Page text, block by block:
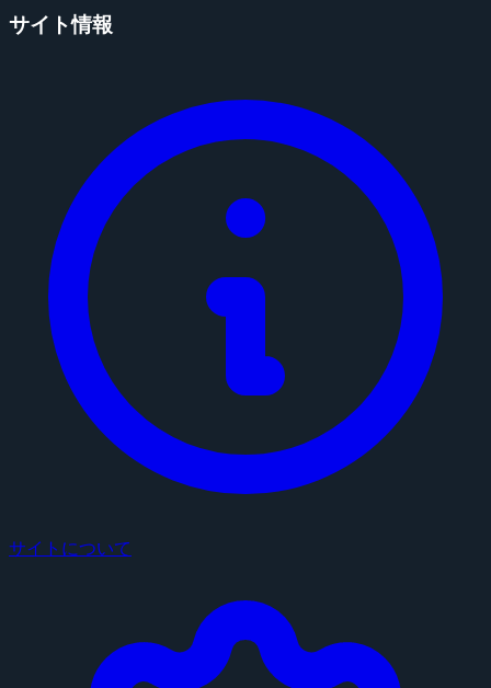
サイト情報
サイトについて